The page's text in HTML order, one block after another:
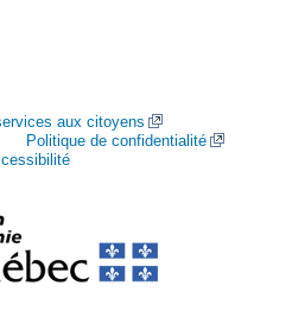
aux citoyens
Politique de confidentialité